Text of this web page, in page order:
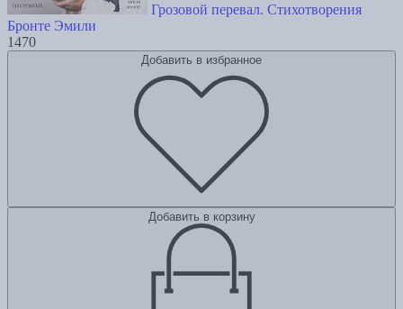
Грозовой перевал. Стихотворения
Бронте Эмили
1470
Добавить в избранное
Добавить в корзину